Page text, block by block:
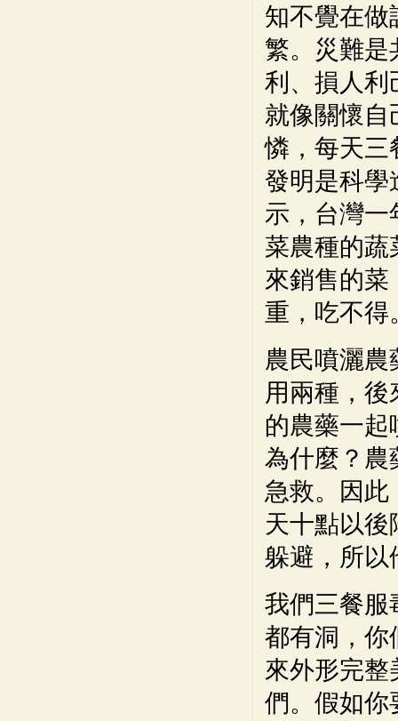
知不覺在做
繁。災難是
利、損人利
就像關懷自
憐，每天三
發明是科學
示，台灣一
菜農種的蔬
來銷售的
重，吃不得
農民噴灑
用兩種，
的農藥一
為什麼？農
急救。因此
天十點以
躲避，所以
我們三餐服
都有洞，你
來外形完
們。假如你